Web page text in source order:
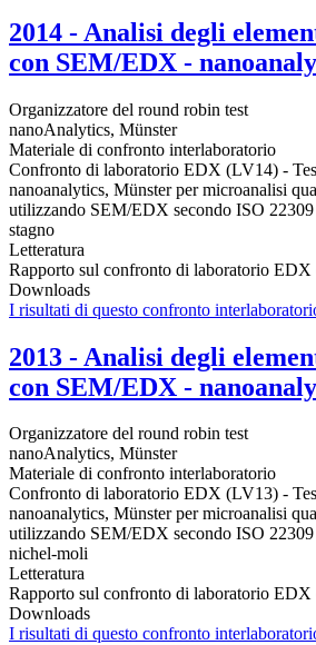
2014 - Analisi degli
con SEM/EDX -
Organizzatore del round robin test
nanoAnalytics, Münster
Materiale di confronto interlaboratorio
Confronto di laboratorio EDX (LV14) -
nanoanalytics, Münster per microanalisi
utilizzando SEM/EDX secondo ISO
stagno
Letteratura
Rapporto sul confronto di laboratorio
Downloads
I risultati di questo confronto
2013 - Analisi degli
con SEM/EDX -
Organizzatore del round robin test
nanoAnalytics, Münster
Materiale di confronto interlaboratorio
Confronto di laboratorio EDX (LV13) -
nanoanalytics, Münster per microanalisi
utilizzando SEM/EDX secondo ISO
nichel-moli
Letteratura
Rapporto sul confronto di laboratorio
Downloads
I risultati di questo confronto